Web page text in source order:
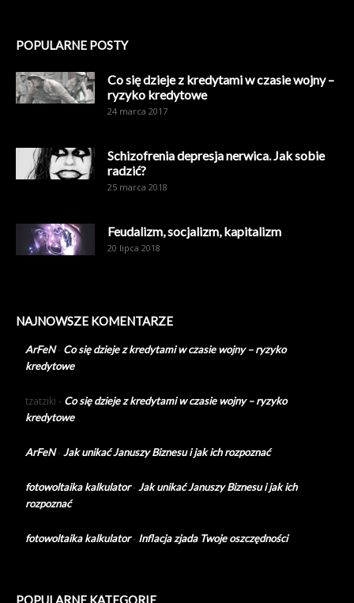
POPULARNE POSTY
Co się dzieje z kredytami w czasie wojny –
ryzyko kredytowe
24 marca 2017
Schizofrenia depresja nerwica. Jak sobie
radzić?
25 marca 2018
Feudalizm, socjalizm, kapitalizm
20 lipca 2018
NAJNOWSZE KOMENTARZE
ArFeN- Co się dzieje z kredytami w czasie wojny – ryzyko
kredytowe
tzatziki - Co się dzieje z kredytami w czasie wojny – ryzyko
kredytowe
ArFeN- Jak unikać Januszy Biznesu i jak ich rozpoznać
fotowoltaika kalkulator- Jak unikać Januszy Biznesu i jak ich
rozpoznać
fotowoltaika kalkulator- Inflacja zjada Twoje oszczędności
POPULARNE KATEGORIE